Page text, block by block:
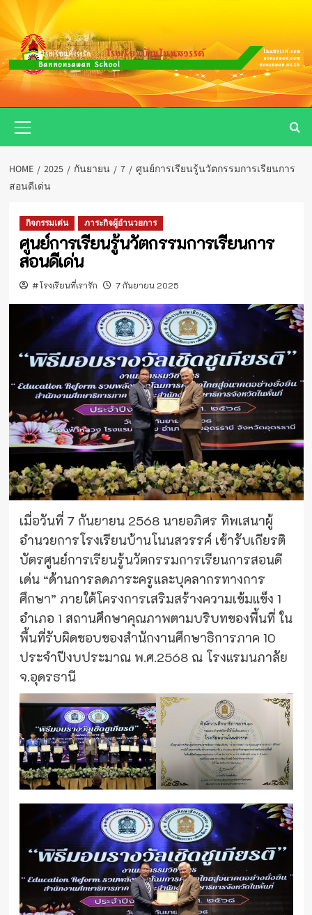
Skip
content
Menu
HOME 2025 กันยายน 7
ศูนย์การเรียนรู้นวัตกรรมการเรียนการ
สอนดีเด่น
กิจกรรมเด่น ภาระกิจผู้อำนวยการ
ศูนย์การเรียนรู้นวัตกรรมการเรียนการ
สอนดีเด่น
#โรงเรียนที่เรารัก 7 กันยายน 2025
เมื่อวันที่ 7 กันยายน 2568 นายอภิศร ทิพเสนาผู้
อำนวยการโรงเรียนบ้านโนนสวรรค์ เข้ารับเกียรติ
บัตรศูนย์การเรียนรู้นวัตกรรมการเรียนการสอนดี
เด่น “ด้านการลดภาระครูและบุคลากรทางการ
ศึกษา” ภายใต้โครงการเสริมสร้างความเข้มแข็ง 1
อำเภอ 1 สถานศึกษาคุณภาพตามบริบทของพื้นที่ ใน
พื้นที่รับผิดชอบของสำนักงานศึกษาธิการภาค 10
ประจำปีงบประมาณ พ.ศ.2568 ณ โรงแรมนภาลัย
จ.อุดรธานี